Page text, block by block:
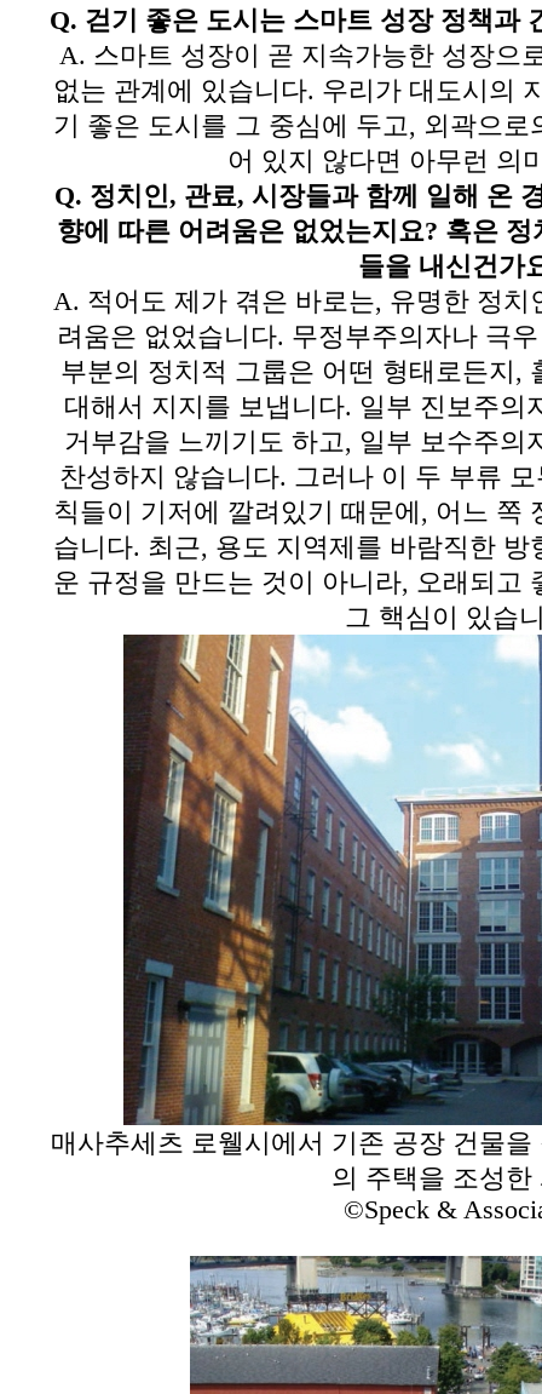
Q. 걷기 좋은 도시는 스마트 성장 정책과
A. 스마트 성장이 곧 지속가능한 성장으
없는 관계에 있습니다. 우리가 대도시의
기 좋은 도시를 그 중심에 두고, 외곽으로
어 있지 않다면 아무런 의
Q. 정치인, 관료, 시장들과 함께 일해 온
향에 따른 어려움은 없었는지요? 혹은 정
들을 내신건가
A. 적어도 제가 겪은 바로는, 유명한 정치
려움은 없었습니다. 무정부주의자나 극
부분의 정치적 그룹은 어떤 형태로든지 ,
대해서 지지를 보냅니다. 일부 진보주의
거부감을 느끼기도 하고, 일부 보수주의
찬성하지 않습니다. 그러나 이 두 부류
칙들이 기저에 깔려있기 때문에 , 어느 쪽
습니다. 최근, 용도 지역제를 바람직한
운 규정을 만드는 것이 아니라, 오래되고
그 핵심이 있습
매사추세츠 로웰시에서 기존 공장 건물
의 주택을 조성한
©Speck &